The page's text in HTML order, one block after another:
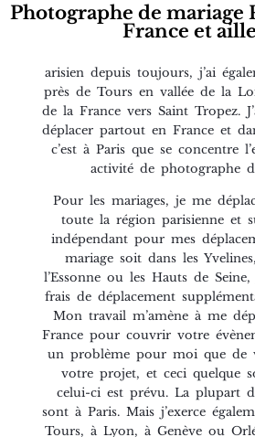
Photographe de mariage
France et
arisien depuis toujours, j’ai
près de Tours en vallée de la
de la France vers Saint Tropez.
déplacer partout en France et
c’est à Paris que se concentre
activité de photographe
Pour les mariages, je me
toute la région parisienne et
indépendant pour mes
mariage soit dans les
l’Essonne ou les Hauts de
frais de déplacement
Mon travail m’amène à me
France pour couvrir votre
un problème pour moi que de
votre projet, et ceci quelque
celui-ci est prévu. La plupart
sont à Paris. Mais j’exerce
Tours, à Lyon, à Genève ou